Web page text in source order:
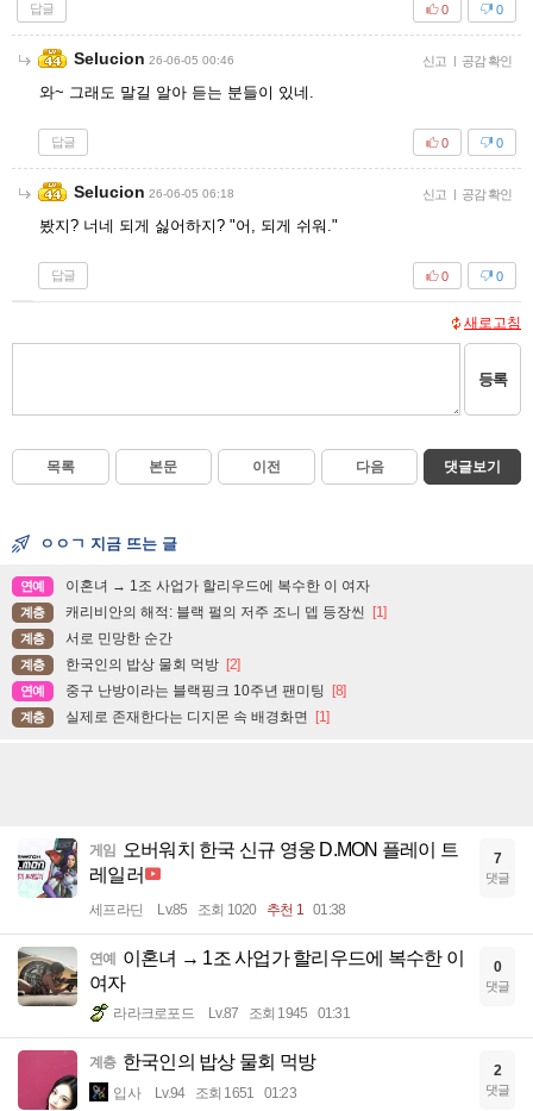
답글 0
0
Selucion 26-06-05 00:46 신고 공감 확인
와~ 그래도 말길 알아 듣는 분들이 있네.
답글 0
0
Selucion 26-06-05 06:18 신고 공감 확인
봤지? 너네 되게 싫어하지? "어, 되게 쉬워."
답글 0
0
새로고침
등록
목록 본문 이전 다음 댓글보기
ㅇㅇㄱ 지금 뜨는 글
연예 이혼녀 → 1조 사업가 할리우드에 복수한 이 여자
계층 캐리비안의 해적: 블랙 펄의 저주 조니 뎁 등장씬 [1]
계층 서로 민망한 순간
계층 한국인의 밥상 물회 먹방 [2]
연예 중구 난방이라는 블랙핑크 10주년 팬미팅 [8]
계층 실제로 존재한다는 디지몬 속 배경화면 [1]
게임
오버워치 한국 신규 영웅 D.MON 플레이 트
레일러
세프라딘 Lv.85 조회 1020 추천 1 01:38
7
댓글
연예
이혼녀 → 1조 사업가 할리우드에 복수한 이
여자
라라크로포드 Lv.87 조회 1945 01:31
0
댓글
계층 한국인의 밥상 물회 먹방
입사 Lv.94 조회 1651 01:23
2
댓글